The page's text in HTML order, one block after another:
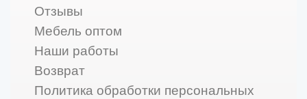
Отзывы
Мебель оптом
Наши работы
Возврат
Политика обработки персональных